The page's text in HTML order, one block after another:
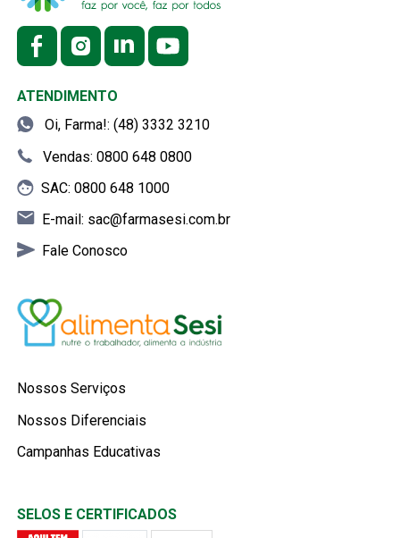
ATENDIMENTO
Oi, Farma!: (48) 3332 3210
Vendas: 0800 648 0800
SAC: 0800 648 1000
E-mail: sac@farmasesi.com.br
Fale Conosco
Nossos Serviços
Nossos Diferenciais
Campanhas Educativas
SELOS E CERTIFICADOS